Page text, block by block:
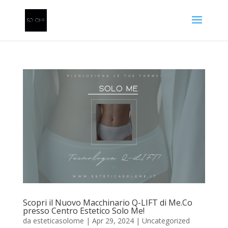
Scopri il Nuovo Macchinario Q-LIFT di Me.Co
presso Centro Estetico Solo Me!
da esteticasolome | Apr 29, 2024| Uncategorized